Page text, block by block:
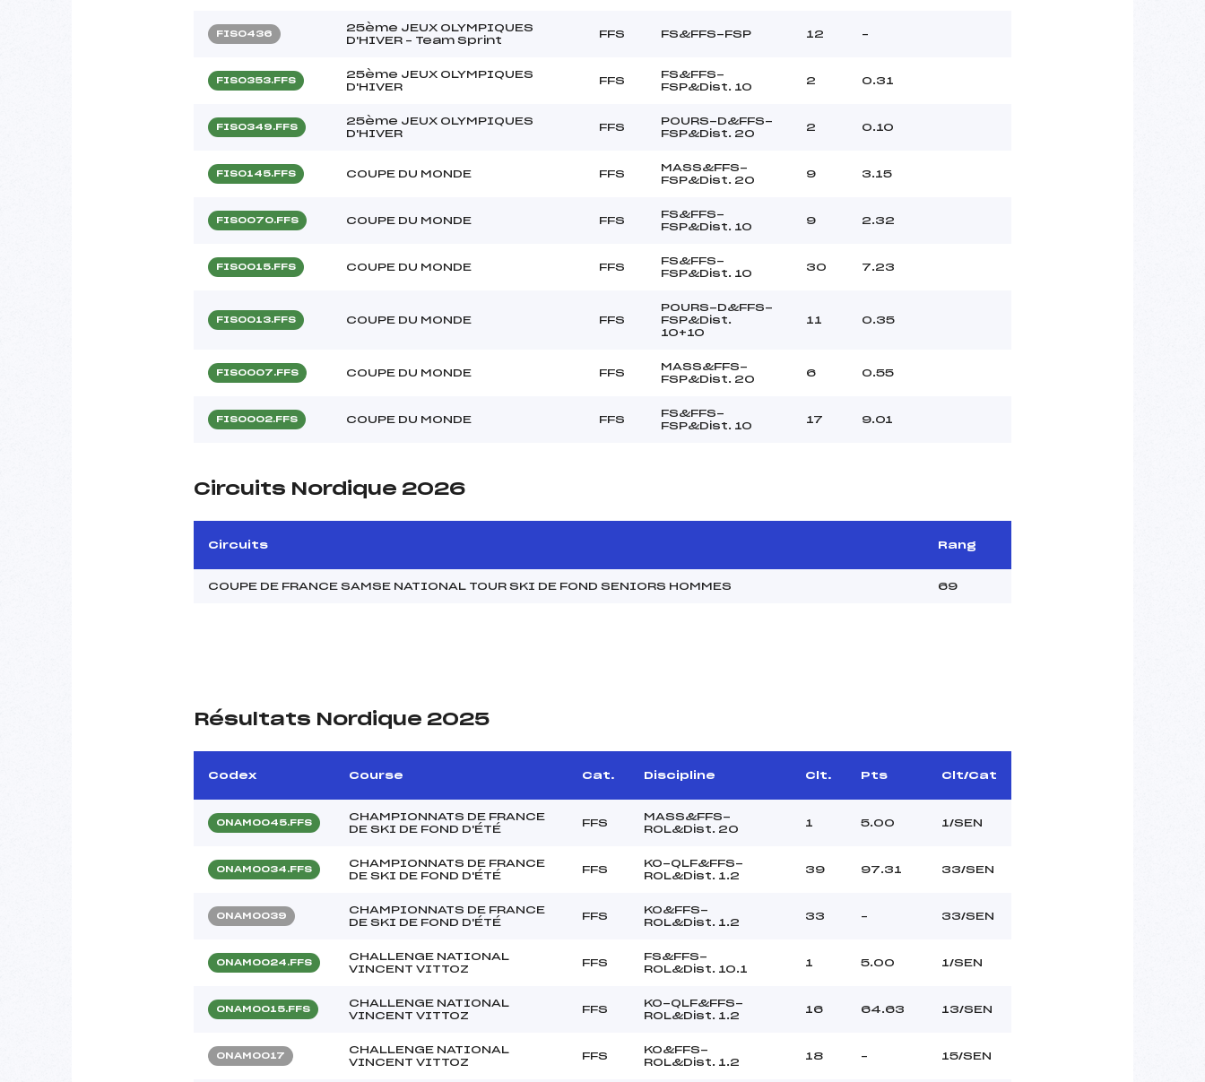
FIS0436
25ème JEUX OLYMPIQUES
D'HIVER – Team Sprint
FFS FS&FFS-FSP 12 –
FIS0353.FFS
25ème JEUX OLYMPIQUES
D'HIVER
FFS
FS&FFS-
FSP&Dist. 10
2 0.31
FIS0349.FFS
25ème JEUX OLYMPIQUES
D'HIVER
FFS
POURS-D&FFS-
FSP&Dist. 20
2 0.10
FIS0145.FFS COUPE DU MONDE FFS
MASS&FFS-
FSP&Dist. 20
9 3.15
FIS0070.FFS COUPE DU MONDE FFS
FS&FFS-
FSP&Dist. 10
9 2.32
FIS0015.FFS COUPE DU MONDE FFS
FS&FFS-
FSP&Dist. 10
30 7.23
FIS0013.FFS COUPE DU MONDE FFS
POURS-D&FFS-
FSP&Dist.
10+10
11 0.35
FIS0007.FFS COUPE DU MONDE FFS
MASS&FFS-
FSP&Dist. 20
6 0.55
FIS0002.FFS COUPE DU MONDE FFS
FS&FFS-
FSP&Dist. 10
17 9.01
Circuits Nordique 2026
Circuits Rang
COUPE DE FRANCE SAMSE NATIONAL TOUR SKI DE FOND SENIORS HOMMES 69
Résultats Nordique 2025
Codex Course Cat. Discipline Clt. Pts Clt/Cat
ONAM0045.FFS
CHAMPIONNATS DE FRANCE
DE SKI DE FOND D'ÉTÉ
FFS
MASS&FFS-
ROL&Dist. 20
1 5.00 1/SEN
ONAM0034.FFS
CHAMPIONNATS DE FRANCE
DE SKI DE FOND D'ÉTÉ
FFS
KO-QLF&FFS-
ROL&Dist. 1.2
39 97.31 33/SEN
ONAM0039
CHAMPIONNATS DE FRANCE
DE SKI DE FOND D'ÉTÉ
FFS
KO&FFS-
ROL&Dist. 1.2
33 – 33/SEN
ONAM0024.FFS
CHALLENGE NATIONAL
VINCENT VITTOZ
FFS
FS&FFS-
ROL&Dist. 10.1
1 5.00 1/SEN
ONAM0015.FFS
CHALLENGE NATIONAL
VINCENT VITTOZ
FFS
KO-QLF&FFS-
ROL&Dist. 1.2
16 64.63 13/SEN
ONAM0017
CHALLENGE NATIONAL
VINCENT VITTOZ
FFS
KO&FFS-
ROL&Dist. 1.2
18 – 15/SEN